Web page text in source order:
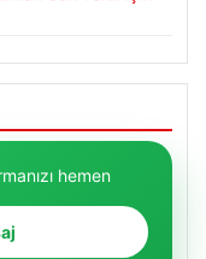
hemen